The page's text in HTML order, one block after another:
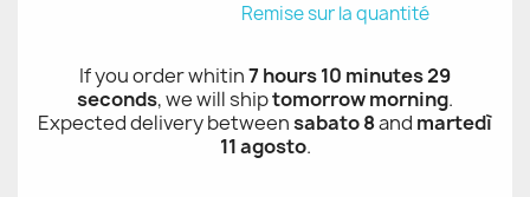
Remise sur la quantité
If you order whitin7 hours 10 minutes 29
seconds, we will shiptomorrow morning.
Expected delivery betweensabato 8and martedì
11 agosto.